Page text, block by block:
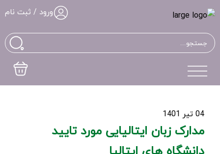
ورود / ثبت نام
04 تیر 1401
مدارک زبان ایتالیایی مورد تایید